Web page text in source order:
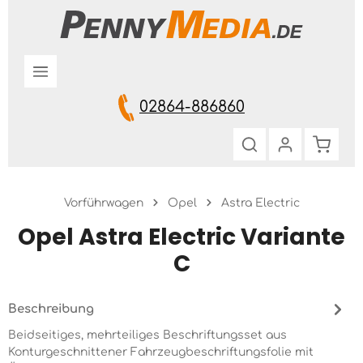
Zum Hauptinhalt springen
02864-886860
Vorführwagen Opel Astra Electric
Opel Astra Electric Variante
C
Beschreibung
Beidseitiges, mehrteiliges Beschriftungsset aus
Konturgeschnittener Fahrzeugbeschriftungsfolie mit